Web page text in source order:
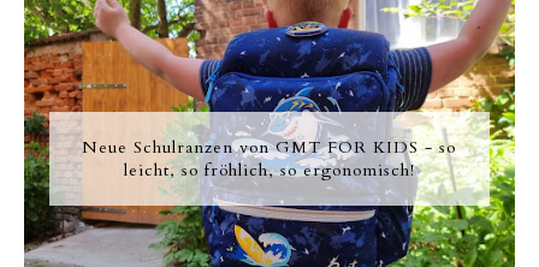
Neue Schulranzen von GMT FOR KIDS - so
leicht, so fröhlich, so ergonomisch!